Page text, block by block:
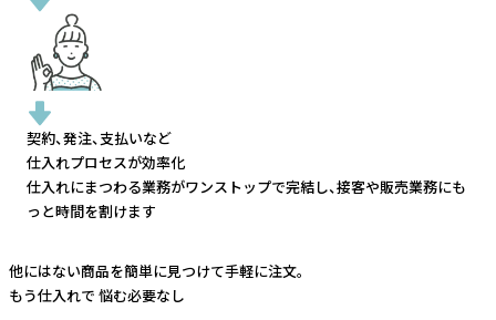
契約、発注、支払いなど
仕入れプロセスが効率化
仕入れにまつわる業務がワンストップで完結し、接客や販売業務にも
っと時間を割けます
他にはない商品を簡単に見つけて手軽に注文。
もう仕入れで 悩む必要なし